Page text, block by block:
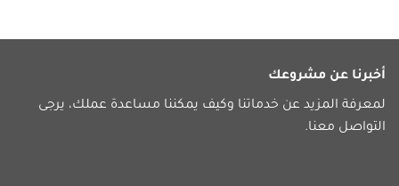
أخبرنا عن مشروعك
لمعرفة المزيد عن خدماتنا وكيف يمكننا مساعدة عملك، يرجى
التواصل معنا.